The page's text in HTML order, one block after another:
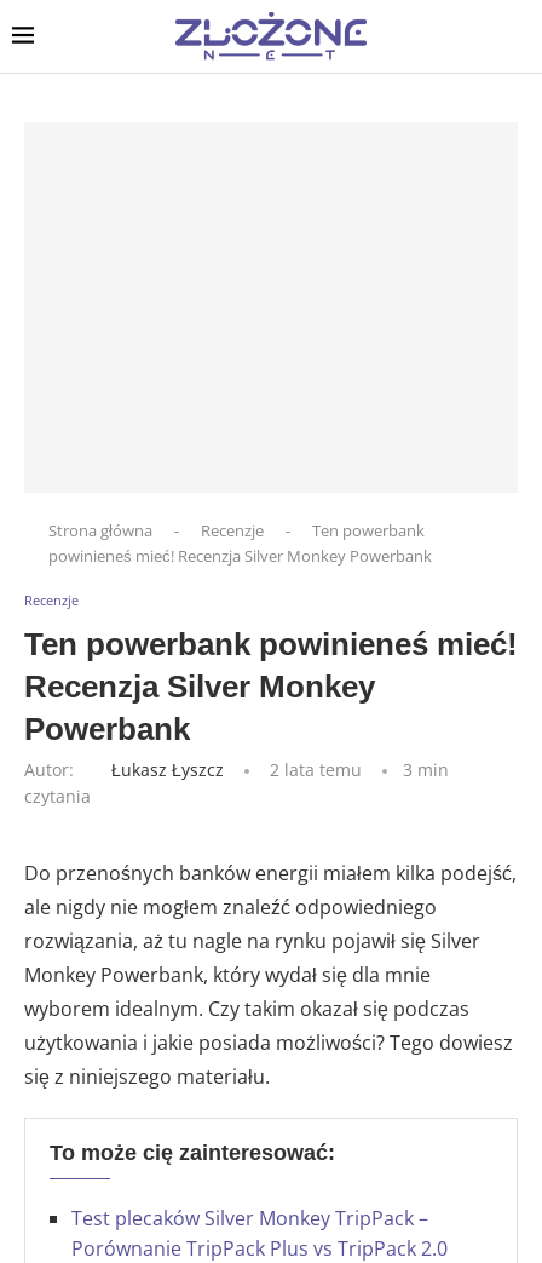
Strona główna - Recenzje -
Ten powerbank
powinieneś mieć! Recenzja Silver Monkey Powerbank
Recenzje
Ten powerbank powinieneś mieć!
Recenzja Silver Monkey
Powerbank
Autor: Łukasz Łyszcz 2 lata temu
3 min
czytania
Do przenośnych banków energii miałem kilka podejść,
ale nigdy nie mogłem znaleźć odpowiedniego
rozwiązania, aż tu nagle na rynku pojawił się Silver
Monkey Powerbank, który wydał się dla mnie
wyborem idealnym. Czy takim okazał się podczas
użytkowania i jakie posiada możliwości? Tego dowiesz
się z niniejszego materiału.
To może cię zainteresować:
Test plecaków Silver Monkey TripPack –
Porównanie TripPack Plus vs TripPack 2.0